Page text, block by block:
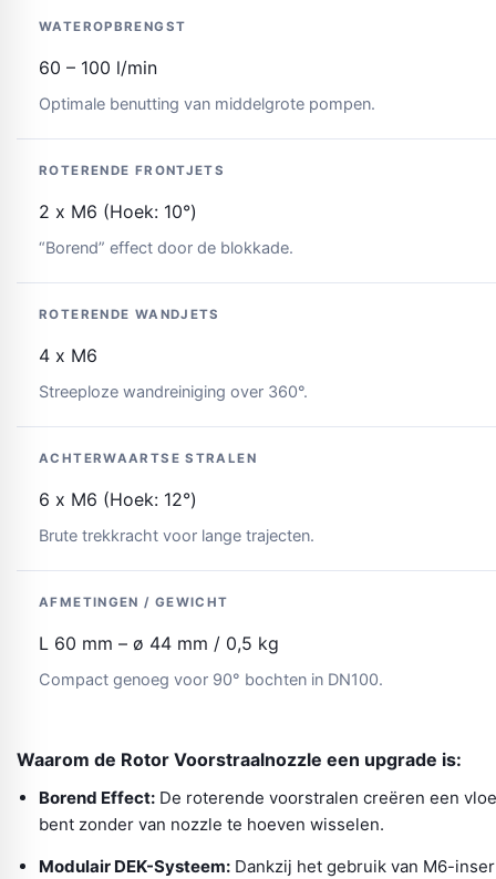
WATEROPBRENGST
60 – 100 l/min
Optimale benutting van middelgrote pompen.
ROTERENDE FRONTJETS
2 x M6 (Hoek: 10°)
“Borend” effect door de blokkade.
ROTERENDE WANDJETS
4 x M6
Streeploze wandreiniging over 360°.
ACHTERWAARTSE STRALEN
6 x M6 (Hoek: 12°)
Brute trekkracht voor lange trajecten.
AFMETINGEN / GEWICHT
L 60 mm – ø 44 mm / 0,5 kg
Compact genoeg voor 90° bochten in DN100.
Waarom de Rotor Voorstraalnozzle een upgrade is:
Borend Effect: De roterende voorstralen creëren een
bent zonder van nozzle te hoeven wisselen.
Modulair DEK-Systeem: Dankzij het gebruik van M6-